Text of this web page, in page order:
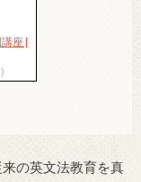
座 [
の英文法教育を真